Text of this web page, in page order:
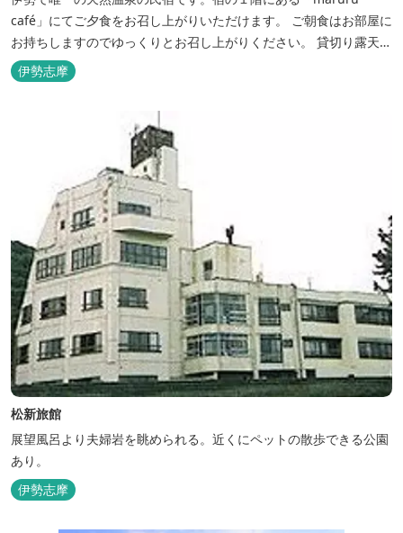
café」にてご夕食をお召し上がりいただけます。 ご朝食はお部屋に
お持ちしますのでゆっくりとお召し上がりください。 貸切り露天風
呂完備、駅近、夫婦岩まで徒歩15分です。
伊勢志摩
松新旅館
展望風呂より夫婦岩を眺められる。近くにペットの散歩できる公園
あり。
伊勢志摩